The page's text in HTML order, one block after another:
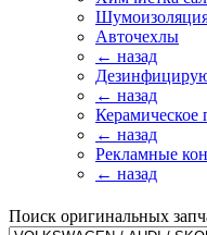
Авточехлы
← назад
← назад
Керамическое
← назад
Рекламные
← назад
Поиск оригинальных